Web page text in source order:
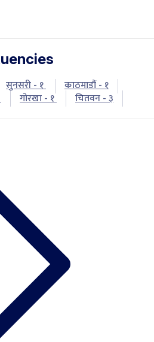
सुनसरी - १
काठमाडौं - १
गोरखा - १
चितवन - ३